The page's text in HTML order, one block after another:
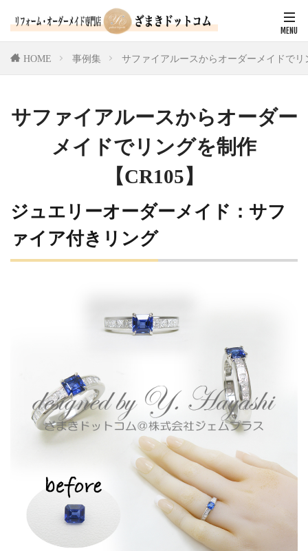
HOME 事例集 サファイアルースからオーダーメイドでリ
サファイアルースからオーダー
メイドでリングを制作
【CR105】
ジュエリーオーダーメイド：サフ
ァイア付きリング